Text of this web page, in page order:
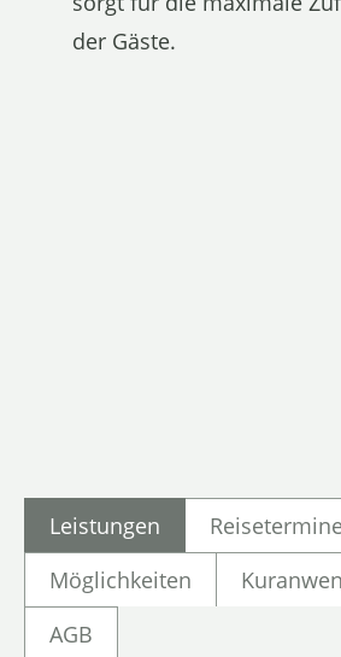
der Gäste.
Leistungen
Möglichkeiten
AGB